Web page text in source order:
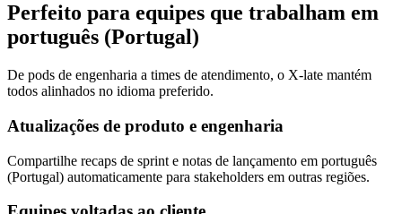
Perfeito para equipes que trabalham em
português (Portugal)
De pods de engenharia a times de atendimento, o X-late mantém
todos alinhados no idioma preferido.
Atualizações de produto e engenharia
Compartilhe recaps de sprint e notas de lançamento em português
(Portugal) automaticamente para stakeholders em outras regiões.